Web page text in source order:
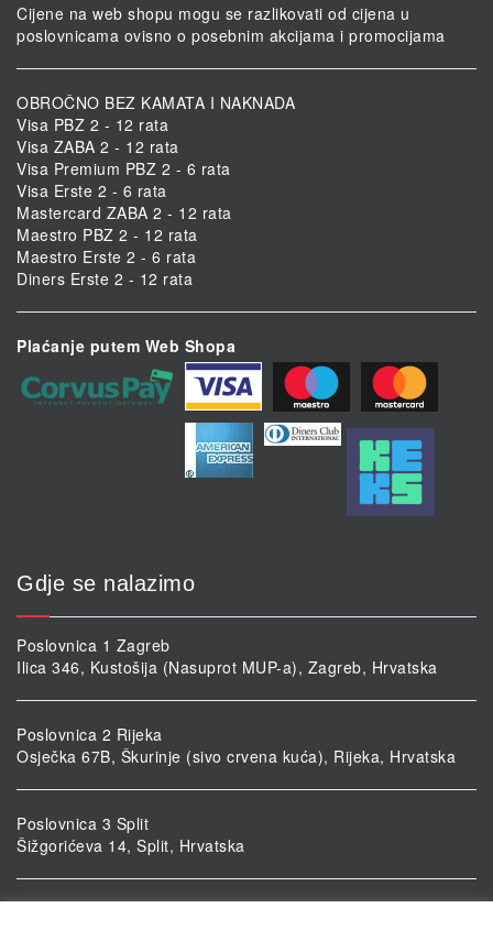
Cijene na web shopu mogu se razlikovati od cijena u
poslovnicama ovisno o posebnim akcijama i promocijama
OBROČNO BEZ KAMATA I NAKNADA
Visa PBZ 2 - 12 rata
Visa ZABA 2 - 12 rata
Visa Premium PBZ 2 - 6 rata
Visa Erste 2 - 6 rata
Mastercard ZABA 2 - 12 rata
Maestro PBZ 2 - 12 rata
Maestro Erste 2 - 6 rata
Diners Erste 2 - 12 rata
Plaćanje putem Web Shopa
Gdje se nalazimo
Poslovnica 1 Zagreb
Ilica 346, Kustošija (Nasuprot MUP-a), Zagreb, Hrvatska
Poslovnica 2 Rijeka
Osječka 67B, Škurinje (sivo crvena kuća), Rijeka, Hrvatska
Poslovnica 3 Split
Šižgorićeva 14, Split, Hrvatska